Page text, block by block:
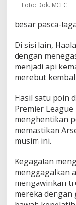
Foto: Dok. MCFC
besar pasca-
Di sisi lain,
dengan
menjadi api
merebut
Hasil satu poin
Premier League
menghentikan
memastikan
musim ini.
Kegagalan
menggagalkan
mengawinkan
mereka dengan